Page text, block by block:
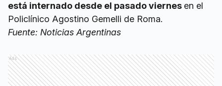
está internado desde el pasado viernes en el
Policlínico Agostino Gemelli de Roma.
Fuente: Noticias Argentinas
Ads